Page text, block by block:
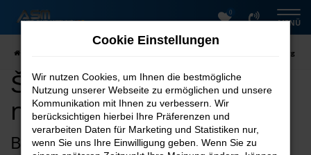
Zum
0
MENÜ
Škoda Karoq kaufen nach Magdeburg
Škoda Karoq kaufen
nach Magdeburg
Bei ASM Autoservice Meißner finden
Cookie Einstellungen
Wir nutzen Cookies, um Ihnen die bestmögliche
Nutzung unserer Webseite zu ermöglichen und unsere
Kommunikation mit Ihnen zu verbessern. Wir
berücksichtigen hierbei Ihre Präferenzen und
verarbeiten Daten für Marketing und Statistiken nur,
wenn Sie uns Ihre Einwilligung geben. Wenn Sie zu